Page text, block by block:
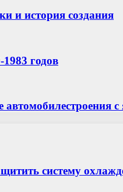
и история создания
годов
систему